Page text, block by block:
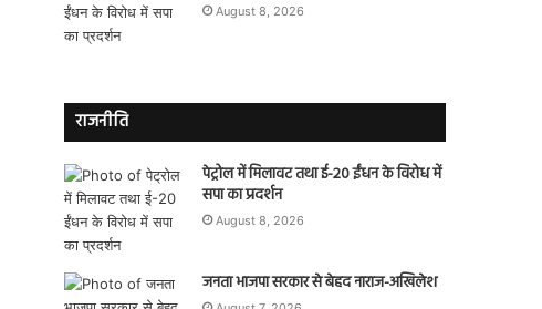
August 8, 2026
राजनीति
पेट्रोल में मिलावट तथा ई-20 ईंधन के विरोध में
सपा का प्रदर्शन
August 8, 2026
जनता भाजपा सरकार से बेहद नाराज-अखिलेश